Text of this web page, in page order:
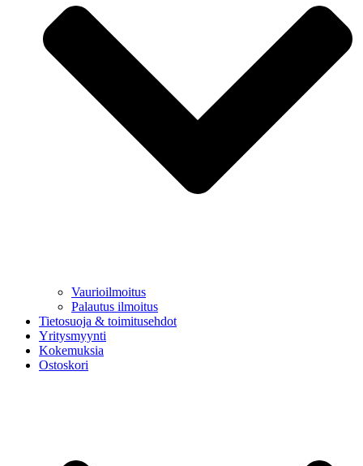
Vaurioilmoitus
Palautus ilmoitus
Tietosuoja & toimitusehdot
Yritysmyynti
Kokemuksia
Ostoskori